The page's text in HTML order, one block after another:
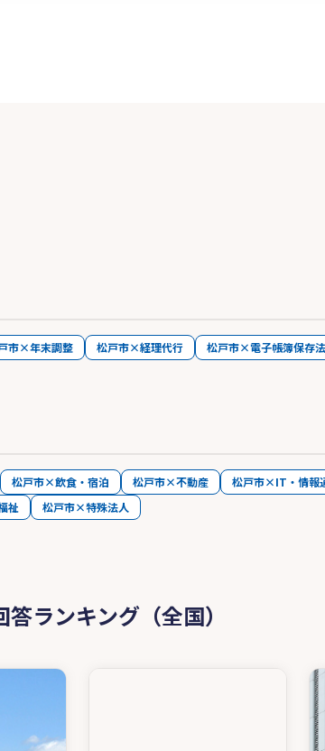
市×年末調整 松戸市×経理代行 松戸市×電子帳簿保存
松戸市×飲食・宿泊 松戸市×不動産 松戸市×IT・情報
祉 松戸市×特殊法人
ランキング（全国）